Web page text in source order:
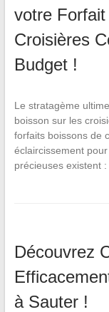
votre
Croisières
Budget !
Le stratagème
boisson sur les
forfaits boissons de
éclaircissement
précieuses existent
Découvrez
à Sauter !